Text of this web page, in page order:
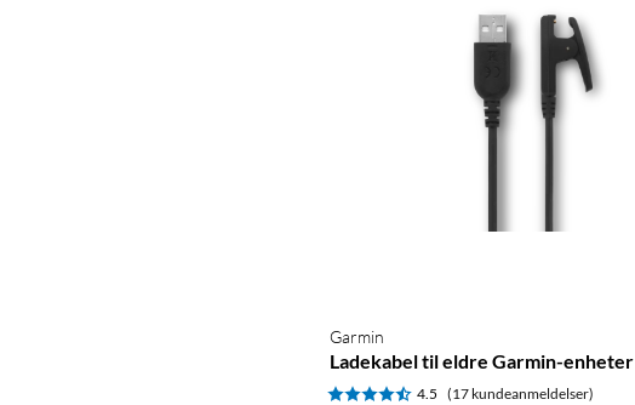
Garmin
Ladekabel til eldre Garmin-enheter
4.5 (17 kundeanmeldelser)